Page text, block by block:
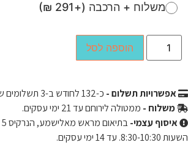
משלוח + הרכבה (+291 ₪)
הוספה לסל
אפשרויות תשלום - כ-132לחודש ב-3 תשלומים שווים ללא ריבית והצמדה.
משלוח - ממטולה לירוחם עד 21 ימי עסקים.
איסוף עצמי-
השעות 8:30-10:30. עד 14 ימי עסקים.